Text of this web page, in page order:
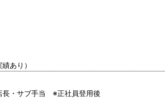
あり）
長・サブ手当 ※正社員登用後